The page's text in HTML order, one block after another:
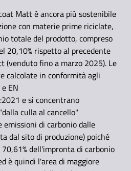
Matt è ancora più sostenibile
con materie prime riciclate,
totale del prodotto, compreso
20,10% rispetto al precedente
(venduto fino a marzo 2025). Le
calcolate in conformità agli
EN
e si concentrano
culla al cancello"
di carbonio dalle
dal sito di produzione) poiché
dell'impronta di carbonio
è quindi l'area di maggiore